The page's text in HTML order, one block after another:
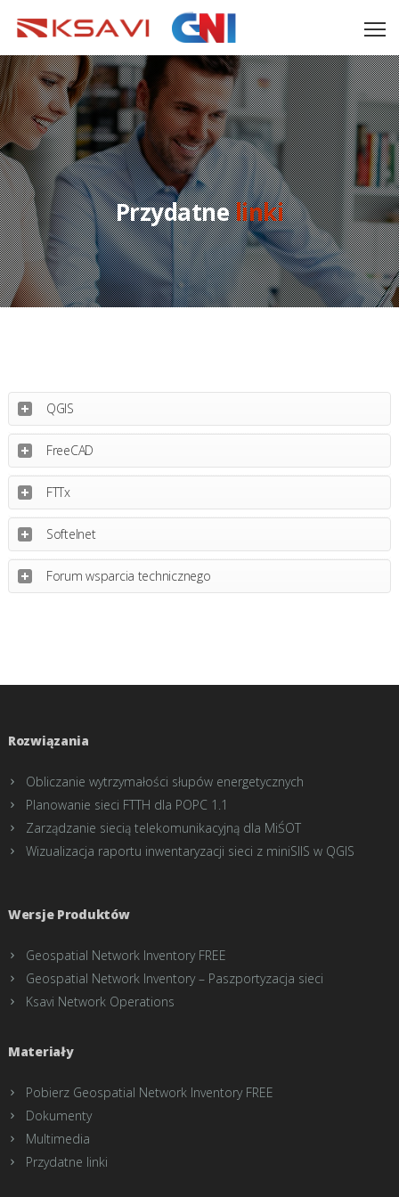
Przydatnelinki
QGIS
FreeCAD
FTTx
Softelnet
Forum wsparcia technicznego
Rozwiązania
Obliczanie wytrzymałości słupów energetycznych
Planowanie sieci FTTH dla POPC 1.1
Zarządzanie siecią telekomunikacyjną dla MiŚOT
Wizualizacja raportu inwentaryzacji sieci z miniSIIS w QGIS
Wersje Produktów
Geospatial Network Inventory FREE
Geospatial Network Inventory – Paszportyzacja sieci
Ksavi Network Operations
Materiały
Pobierz Geospatial Network Inventory FREE
Dokumenty
Multimedia
Przydatne linki